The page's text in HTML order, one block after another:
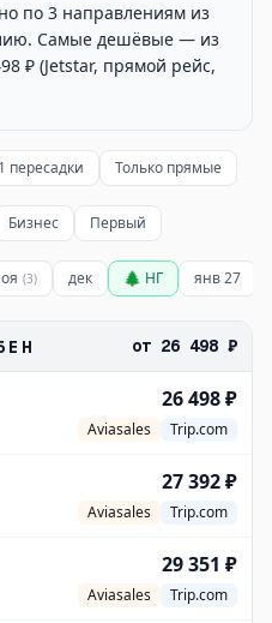
по 3 направлениям из
Самые дешёвые — из
₽ (Jetstar, прямой рейс,
пересадки Только прямые
Бизнес Первый
(3) дек 🌲 НГ янв 27
от 26 498 ₽
26 498 ₽
Aviasales Trip.com
27 392 ₽
Aviasales Trip.com
29 351 ₽
Aviasales Trip.com